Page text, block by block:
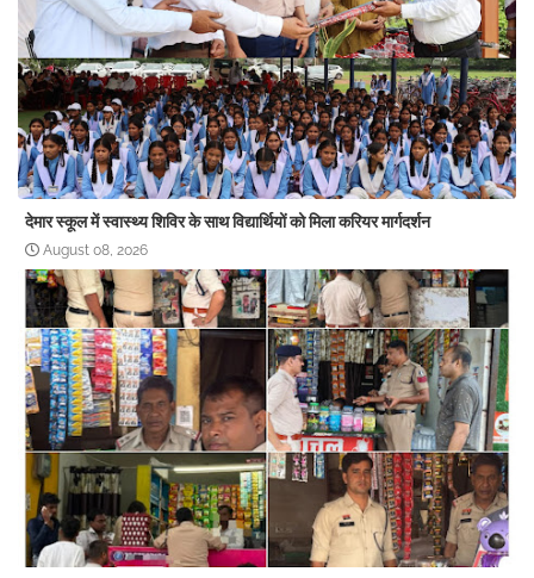
देमार स्कूल में स्वास्थ्य शिविर के साथ विद्यार्थियों को मिला करियर मार्गदर्शन
August 08, 2026